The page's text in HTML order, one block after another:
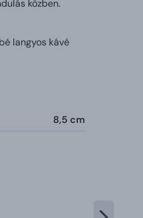
közben.
langyos kávé
8,5 cm